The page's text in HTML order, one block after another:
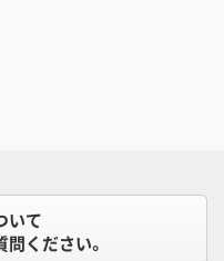
いて
ください。